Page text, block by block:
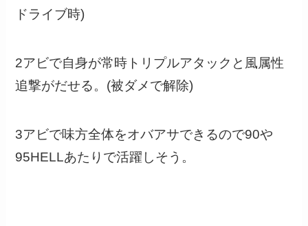
ドライブ時)
2アビで自身が常時トリプルアタックと風属性
追撃がだせる。(被ダメで解除)
3アビで味方全体をオバアサできるので90や
95HELLあたりで活躍しそう。